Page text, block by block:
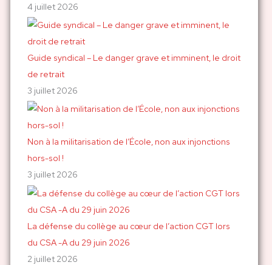
4 juillet 2026
Guide syndical – Le danger grave et imminent, le droit
de retrait
3 juillet 2026
Non à la militarisation de l’École, non aux injonctions
hors-sol !
3 juillet 2026
La défense du collège au cœur de l’action CGT lors
du CSA -A du 29 juin 2026
2 juillet 2026